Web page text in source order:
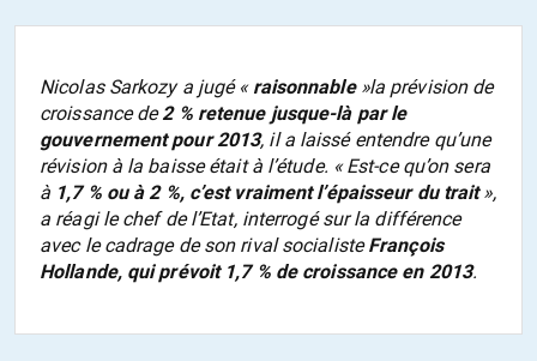
Nicolas Sarkozy a jugé « raisonnable»la prévision de
croissance de2 % retenue jusque-là par le
gouvernement pour 2013, il a laissé entendre qu’une
révision à la baisse était à l’étude. « Est-ce qu’on sera
à 1,7 % ou à 2 %, c’est vraiment l’épaisseur du trait»,
a réagi le chef de l’Etat, interrogé sur la différence
avec le cadrage de son rival socialisteFrançois
Hollande, qui prévoit 1,7 % de croissance en 2013.